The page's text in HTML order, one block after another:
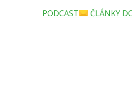
PODCAST ČLÁNKY